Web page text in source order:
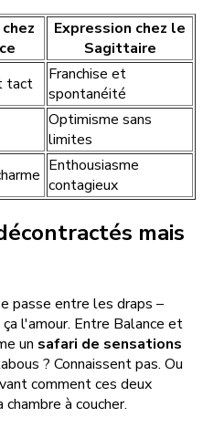
Expression chez le
Sagittaire
tact
Franchise et
spontanéité
Optimisme sans
limites
Enthousiasme
contagieux
mais
passe entre les draps –
l'amour. Entre Balance et
un safari de sensations
? Connaissent pas. Ou
comment ces deux
à coucher.